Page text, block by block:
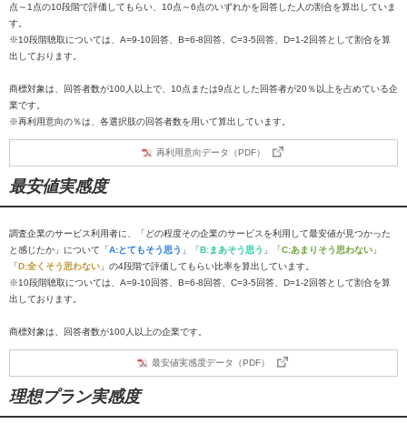
点～1点の10段階で評価してもらい、10点～6点のいずれかを回答した人の割合を算出していま
す。
※10段階聴取については、A=9-10回答、B=6-8回答、C=3-5回答、D=1-2回答として割合を算
出しております。
商標対象は、回答者数が100人以上で、10点または9点とした回答者が20％以上を占めている企
業です。
※再利用意向の％は、各選択肢の回答者数を用いて算出しています。
再利用意向データ（PDF）
最安値実感度
調査企業のサービス利用者に、「どの程度その企業のサービスを利用して最安値が見つかった
と感じたか」について「A:とてもそう思う 」「B:まあそう思う 」「C:あまりそう思わない 」
「D:全くそう思わない 」の4段階で評価してもらい比率を算出しています。
※10段階聴取については、A=9-10回答、B=6-8回答、C=3-5回答、D=1-2回答として割合を算
出しております。
商標対象は、回答者数が100人以上の企業です。
最安値実感度データ（PDF）
理想プラン実感度